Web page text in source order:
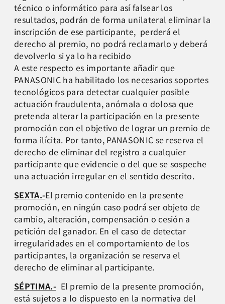
técnico o informático para así falsear los
resultados, podrán de forma unilateral eliminar la
inscripción de ese participante, perderá el
derecho al premio, no podrá reclamarlo y deberá
devolverlo si ya lo ha recibido
A este respecto es importante añadir que
PANASONIC ha habilitado los necesarios soportes
tecnológicos para detectar cualquier posible
actuación fraudulenta, anómala o dolosa que
pretenda alterar la participación en la presente
promoción con el objetivo de lograr un premio de
forma ilícita. Por tanto, PANASONIC se reserva el
derecho de eliminar del registro a cualquier
participante que evidencie o del que se sospeche
una actuación irregular en el sentido descrito.
SEXTA.-El premio contenido en la presente
promoción, en ningún caso podrá ser objeto de
cambio, alteración, compensación o cesión a
petición del ganador. En el caso de detectar
irregularidades en el comportamiento de los
participantes, la organización se reserva el
derecho de eliminar al participante.
SÉPTIMA.-El premio de la presente promoción,
está sujetos a lo dispuesto en la normativa del